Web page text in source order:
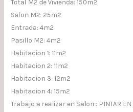
Total M2 de Vivienda: 150m2
Salon M2: 25m2
Entrada: 4m2
Pasillo M2: 4m2
Habitacion 1: 11m2
Habitacion 2: 11m2
Habitacion 3: 12m2
Habitacion 4: 15m2
Trabajo a realizar en Salon:: PINTAR EN